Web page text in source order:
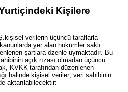
Kişilere
verilerin üçüncü taraflarla
yer alan hükümler saklı
şartlara özenle uymaktadır. Bu
açık rızası olmadan üçüncü
KVKK tarafından düzenlenen
halinde kişisel veriler; veri sahibinin
aktarılabilecektir: